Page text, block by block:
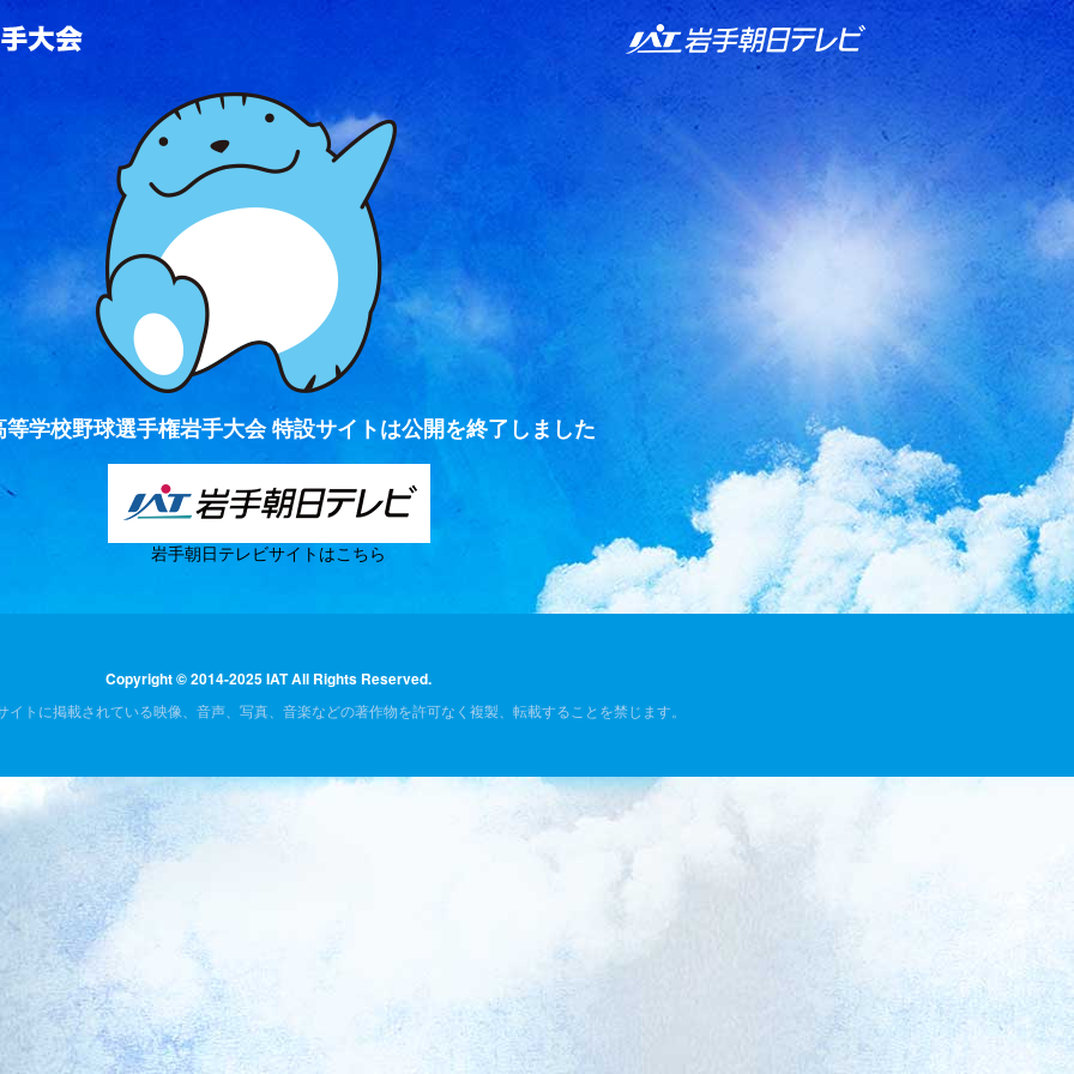
IAT 岩手朝日テレビ
等学校野球選手権岩手大会 特設サイトは公開を終了しました
岩手朝日テレビサイトはこちら
Copyright © 2014-2025 IAT All Rights Reserved.
イトに掲載されている映像、音声、写真、音楽などの著作物を許可なく複製、転載することを禁じます。